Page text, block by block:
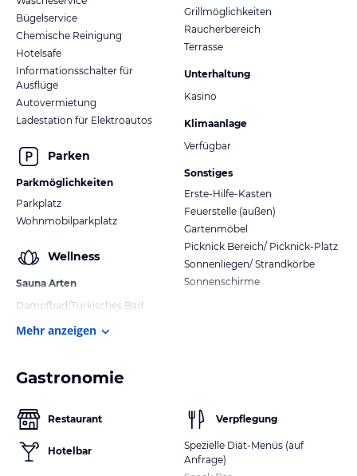
Bügelservice
Chemische Reinigung
Hotelsafe
Informationsschalter für
Ausflüge
Autovermietung
Ladestation für Elektroautos
Parken
Parkmöglichkeiten
Parkplatz
Wohnmobilparkplatz
Wellness
Sauna Arten
Dampfbad/Türkisches Bad
Grillmöglichkeiten
Raucherbereich
Terrasse
Unterhaltung
Kasino
Klimaanlage
Verfügbar
Sonstiges
Erste-Hilfe-Kasten
Feuerstelle (außen)
Gartenmöbel
Picknick Bereich/ Picknick-Platz
Sonnenliegen/ Strandkörbe
Sonnenschirme
Mehr anzeigen
Gastronomie
Restaurant
Hotelbar
Verpflegung
Spezielle Diät-Menüs (auf
Anfrage)